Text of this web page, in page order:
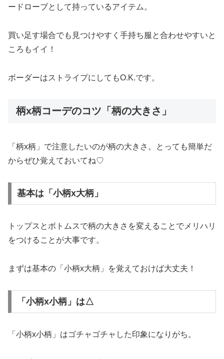
ードローブとして持っているアイテム。
買い足す場合でも見つけやすく手持ち服と合わせやすいと
ころもイイ！
ボーダーはストライプにしてもO.K.です。
柄x柄コーデのコツ「柄の大きさ」
「柄x柄」で注意したいのが柄の大きさ。とっても簡単だ
からぜひ覚えておいてね♡
基本は「小柄x大柄」
トップスとボトムスで柄の大きさを変えることでメリハリ
をつけることが大事です。
まずは基本の「小柄x大柄」を覚えておけば大丈夫！
「小柄x小柄」は△
「小柄x小柄」はゴチャゴチャした印象になりがち。